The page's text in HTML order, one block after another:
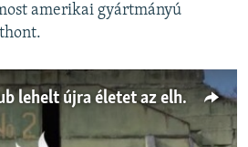
amerikai gyártmányú
Egy cseh repülőklub lehelt újra életet az elhagyatott szovjet légibázisba